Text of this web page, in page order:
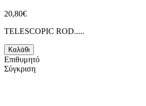
20,80€
TELESCOPIC ROD.....
Καλάθι
Επιθυμητό
Σύγκριση